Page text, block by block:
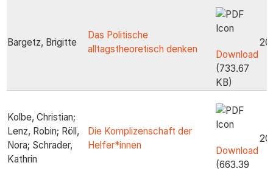
Bargetz, Brigitte
Das Politische
alltagstheoretisch denken
Download
(733.67
KB)
Kolbe, Christian;
Lenz, Robin; Röll,
Nora; Schrader,
Kathrin
Die Komplizenschaft der
Helfer*innen
Download
(663.39